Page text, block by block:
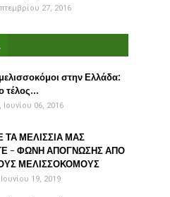
27, 2016
στην Ελλάδα:
τέλος...
06, 2016
ΜΕΛΙΣΣΙΑ ΜΑΣ
- ΦΩΝΗ ΑΠΟΓΝΩΣΗΣ ΑΠΟ
ΜΕΛΙΣΣΟΚΟΜΟΥΣ
19, 2019